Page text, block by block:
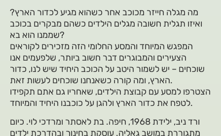
מה מגלה חייזר מכוכב אחר כשהוא מגיע לכדור הארץ?
ואיזו תגלית חשובה מגלים הילדים כשהם מבקרים בכוכב
שממנו הוא בא?
המפגש המיוחד והמסע החלומי הזה מזכירים לקוראים
הצעירים והמבוגרים דבר חשוב ביותר, שלפעמים אנו
שוכחים – יש לשמור היטב על הכוכב היחיד שיש לנו, כדור
הארץ, ומה קורה כשאנחנו שוכחים לעשות זאת.
הצטרפו למסע עם קבוצת הילדים, שאחריו גם אתם תקפידו
לטפח את כדור הארץ ולהגן על כוכבנו היחיד והמיוחד.
ורד ניב, ילידת 1968, חיפה. בת לאסתר ומרדכי לוי. כיום
מתגוררת במושב גאליה. עוסקת בחינוך ובהדרכת ילדים